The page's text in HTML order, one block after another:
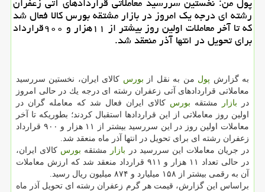
رشته ای درجه یك امروز در بازار مشتقه بورس كالا فعال شد
كه تا آخر معاملات اولین روز بیشتر از ۱۱هزار و ۹۰۰قرارداد
برای تحویل در انتها آذر منعقد شد.
به گزارش پول من به نقل از بورس كالای ایران، نخستین سررسید
معاملاتی قراردادهای آتی زعفران رشته ای درجه یك در حالی امروز
در بازار مشتقه بورس كالای ایران فعال شد كه معامله گران در
اولین روز معاملاتی از این قراردادها استقبال كردند؛ بطوریكه تا آخر
معاملات اولین روز در این سررسید بیشتر از ۱۱ هزار و ۹۰۰ قرارداد
زعفران رشته ای برای تحویل در انتها آذر ماه منعقد شد.
در جریان معاملات این سررسید در بازار مشتقه بورس كالای ایران،
در حالی تعداد ۱۱ هزار و ۹۱۱ قرارداد منعقد شد كه ارزش معاملات
آن به رقمی بیشتر از ۱۵۸ میلیارد و ۸۷۴ میلیون ریال رسید.
براساس این گزارش، قیمت هر گرم زعفران رشته ای تحویل آذر ماه